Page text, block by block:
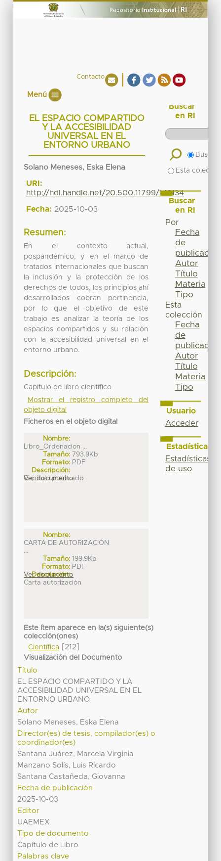
Contacto
Menú
EL ESPACIO COMPARTIDO
Y LA ACCESIBILIDAD
UNIVERSAL EN EL
ENTORNO URBANO
Solano Meneses, Eska Elena
URI:
http://hdl.handle.net/20.500.11799/143134
Fecha: 2025-10-03
Resumen:
En el contexto actual,
pospandémico, y en el marco de
tratados internacionales que buscan
la inclusión y la protección de los
derechos de todos, los principios ahí
desarrollados cobran pertinencia,
por lo que el objetivo de este
trabajo es analizar la teoría de los
espacios compartidos y su relación
con la accesibilidad universal en el
entorno urbano.
Descripción:
Capitulo de libro científico
Mostrar el registro completo del
objeto digital
Ficheros en el objeto digital
Nombre:
Libro_Ordenacion ...
Tamaño: 793.9Kb
Formato: PDF
Descripción:
Capítulo publicado
Ver documento
Nombre:
CARTA DE AUTORIZACIÓN
...
Tamaño: 199.9Kb
Formato: PDF
Descripción:
Carta autorización
Ver documento
Este ítem aparece en la(s) siguiente(s)
colección(ones)
Científica[212]
Visualización del Documento
Título
EL ESPACIO COMPARTIDO Y LA
ACCESIBILIDAD UNIVERSAL EN EL
ENTORNO URBANO
Autor
Solano Meneses, Eska Elena
Director(es) de tesis, compilador(es) o
coordinador(es)
Santana Juárez, Marcela Virginia
Manzano Solís, Luis Ricardo
Santana Castañeda, Giovanna
Fecha de publicación
2025-10-03
Editor
UAEMEX
Tipo de documento
Capítulo de Libro
Palabras clave
Buscar
en RI
Buscar
Esta
Buscar
en RI
Por
Fecha
de
publicación
Autor
Título
Materia
Tipo
Esta
colección
Fecha
de
publicación
Autor
Título
Materia
Tipo
Usuario
Acceder
Estadísticas
Estadísticas
de uso